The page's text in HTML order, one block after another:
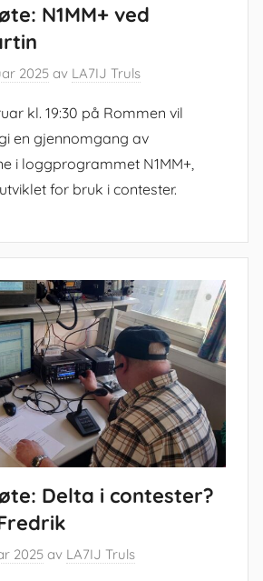
N1MM+ ved
2025 av LA7IJ Truls
kl. 19:30 på Rommen vil
en gjennomgang av
i loggprogrammet N1MM+,
for bruk i contester.
Delta i contester?
2025 av LA7IJ Truls